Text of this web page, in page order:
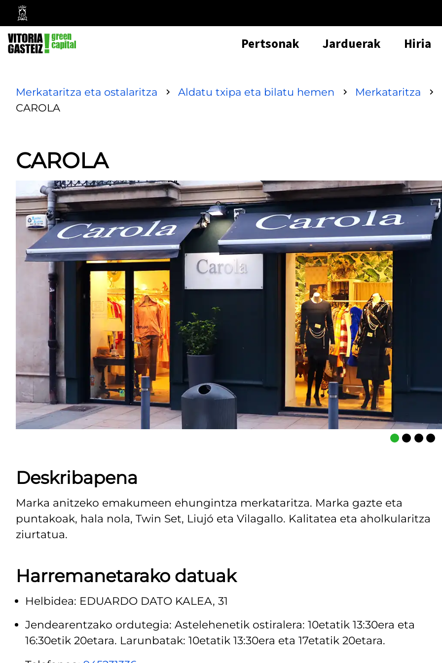
Vitoria-
Gasteizko
Udala
Pertsonak Jarduerak Hiria
Merkataritza eta ostalaritza Aldatu txipa eta bilatu hemen
Merkataritza
CAROLA
CAROLA
Deskribapena
Marka anitzeko emakumeen ehungintza merkataritza. Marka gazte eta
puntakoak, hala nola, Twin Set, Liujó eta Vilagallo. Kalitatea eta aholkularitza
ziurtatua.
Harremanetarako datuak
Helbidea: EDUARDO DATO KALEA, 31
Jendearentzako ordutegia: Astelehenetik ostiralera: 10etatik 13:30era eta
16:30etik 20etara. Larunbatak: 10etatik 13:30era eta 17etatik 20etara.